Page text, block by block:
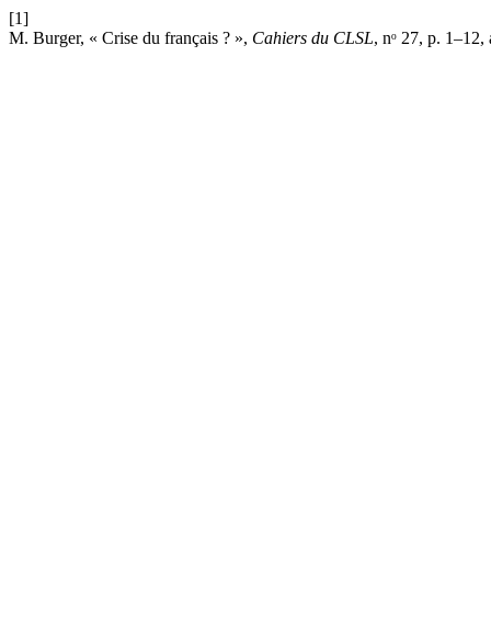
[1]
M. Burger, « Crise du français ? », Cahiers du CLSL, nᵒ 27, p. 1–12,